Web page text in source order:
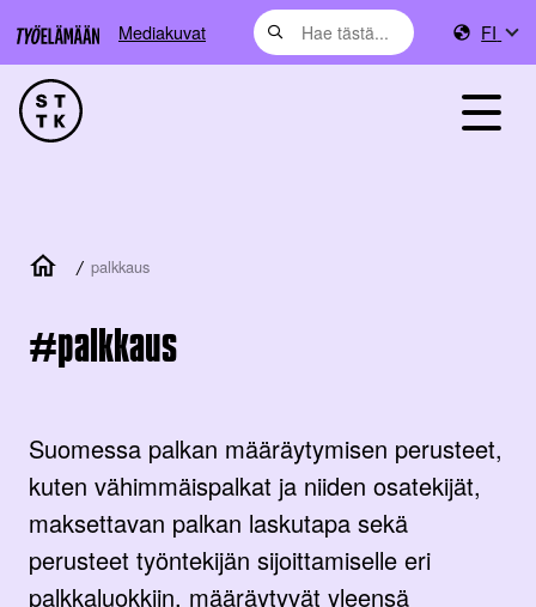
Mediakuvat FI
/ palkkaus
palkkaus
Suomessa palkan määräytymisen perusteet,
kuten vähimmäispalkat ja niiden osatekijät,
maksettavan palkan laskutapa sekä
perusteet työntekijän sijoittamiselle eri
palkkaluokkiin, määräytyvät yleensä